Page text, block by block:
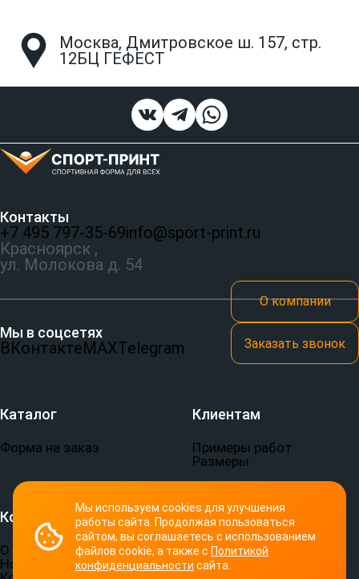
Москва, Дмитровское ш. 157, стр.
12БЦ ГЕФЕСТ
Мы используем cookies для улучшения
работы сайта. Продолжая пользоваться
сайтом, вы соглашаетесь с использованием
файлов cookie, а также с Политикой
конфиденциальности сайта.
Контакты
+7 495 797‑35-69info@sport-print.ru
Красноярск ,
ул. Молокова д. 54
Мы в соцсетях
ВКонтактеMAXTelegram
О компании
Заказать звонок
Каталог
Форма на заказ
Клиентам
Примеры работ
Размеры
Компания
О компании
Новости
Документы
Пользовательское
соглашение